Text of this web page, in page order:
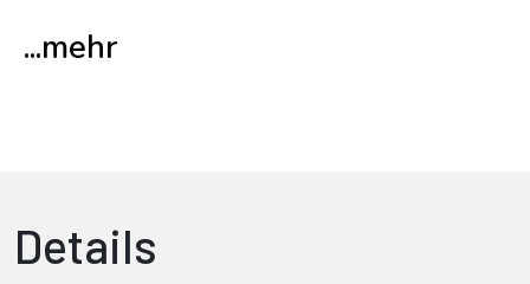
...mehr
Details